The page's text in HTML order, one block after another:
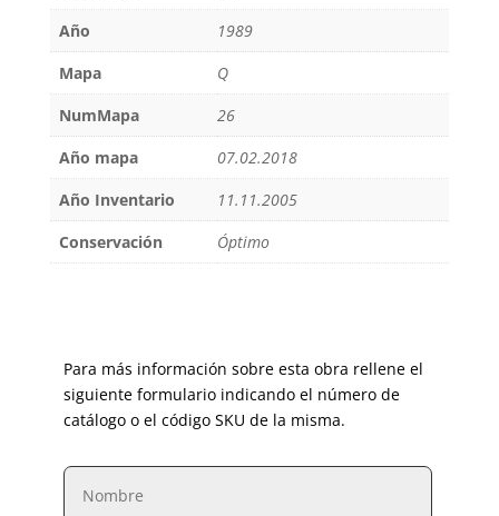
Año
1989
Mapa
Q
NumMapa
26
Año mapa
07.02.2018
Año Inventario
11.11.2005
Conservación
Óptimo
Para más información sobre esta obra rellene el
siguiente formulario indicando el número de
catálogo o el código SKU de la misma.